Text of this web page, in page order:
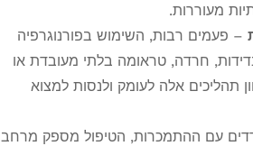
מעוררות.
– פעמים רבות, השימוש בפורנוגרפיה
חרדה, טראומה בלתי מעובדת או
תהליכים אלה לעומק ולנסות למצוא
עם ההתמכרות, הטיפול מספק מרחב